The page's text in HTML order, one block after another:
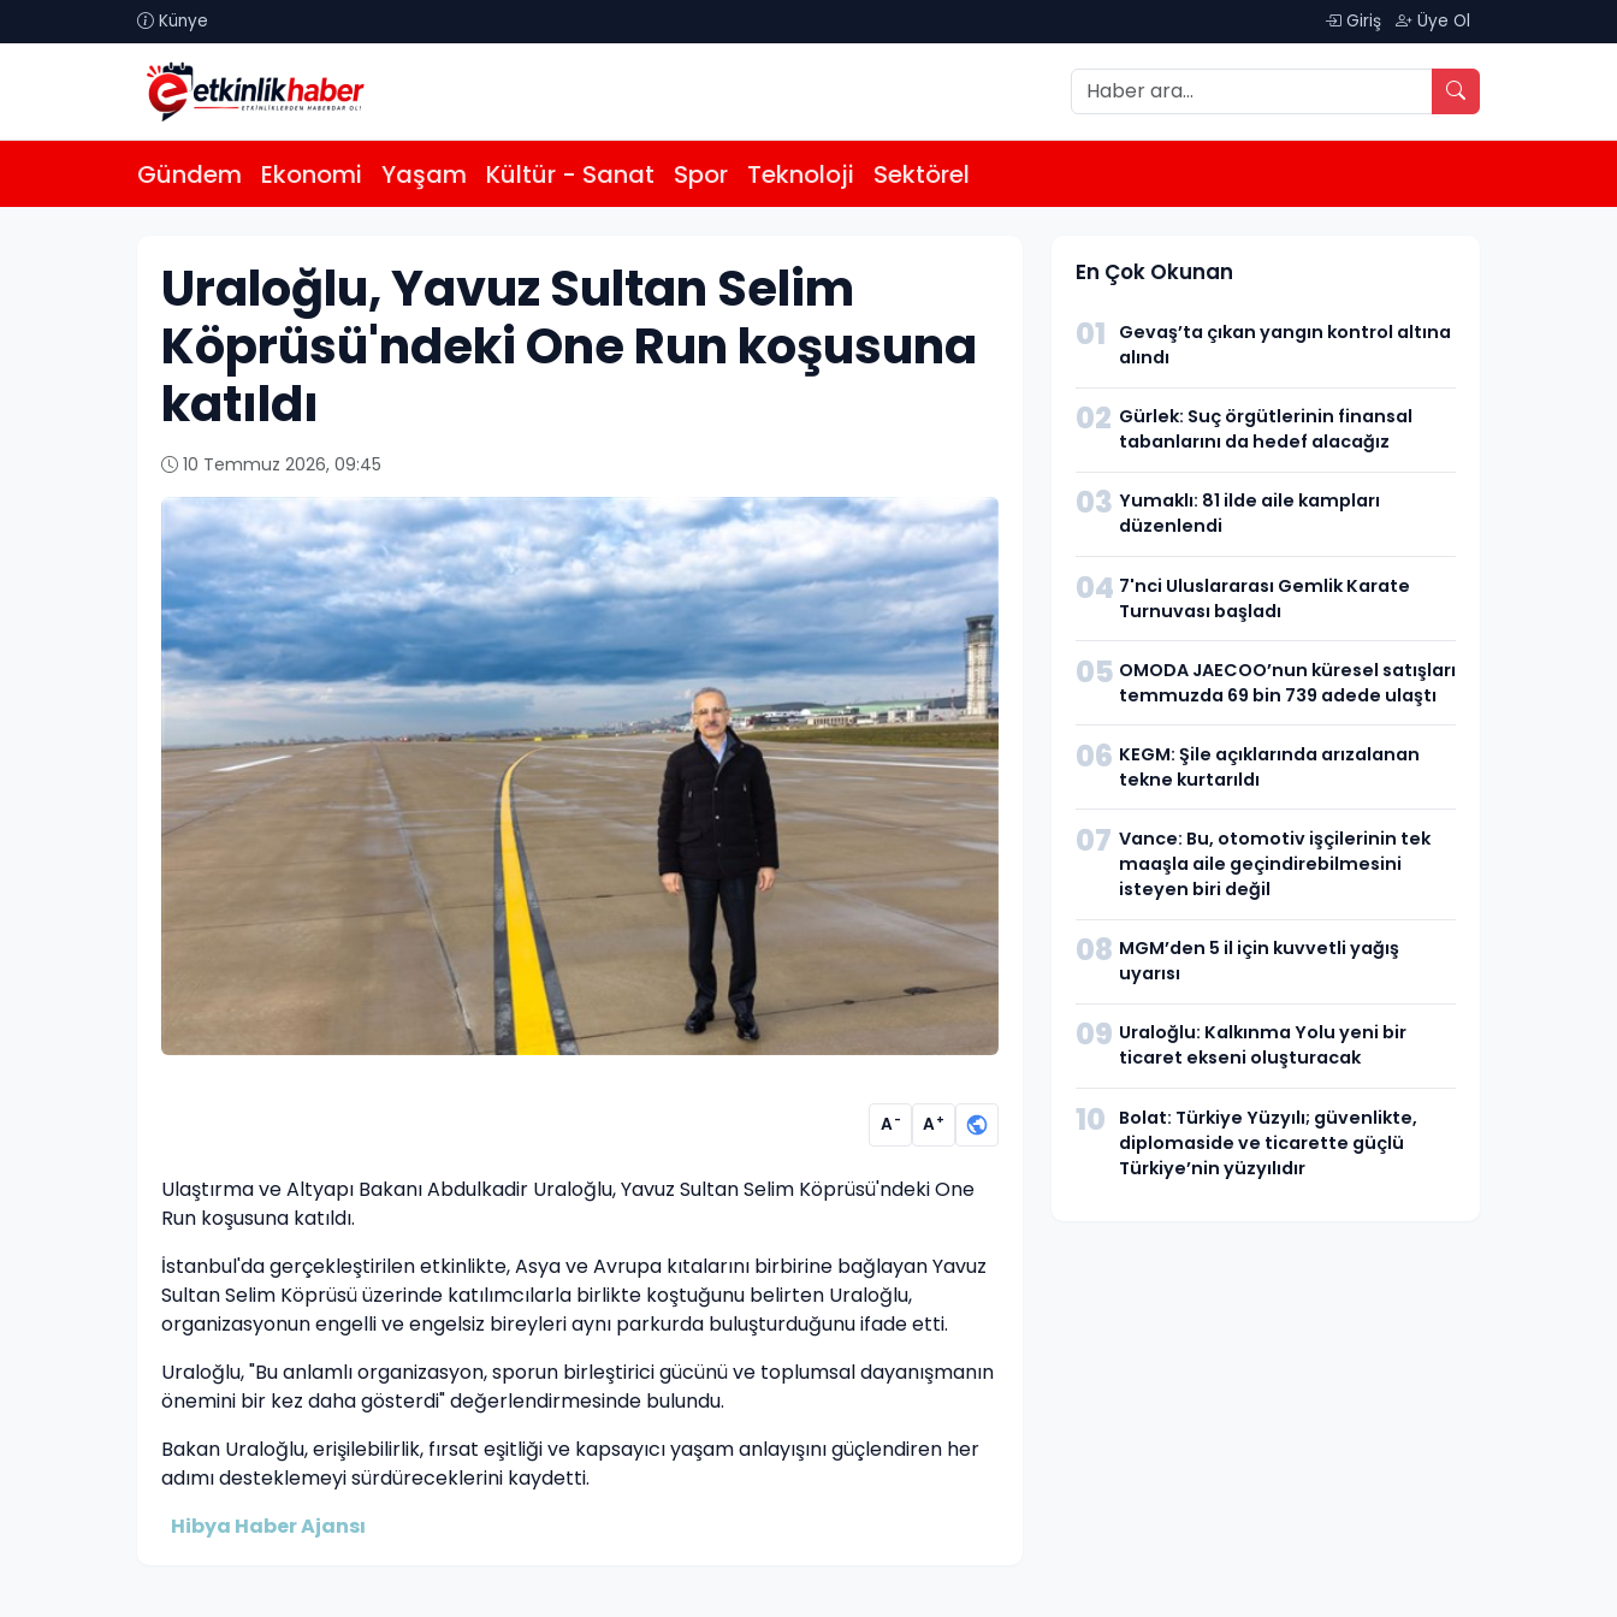
Künye Giriş Üye Ol
Gündem Ekonomi Yaşam Kültür - Sanat Spor Teknoloji Sektörel
Uraloğlu, Yavuz Sultan Selim
Köprüsü'ndeki One Run koşusuna
katıldı
10 Temmuz 2026, 09:45
A- A+
Ulaştırma ve Altyapı Bakanı Abdulkadir Uraloğlu, Yavuz Sultan Selim Köprüsü'ndeki One
Run koşusuna katıldı.
İstanbul'da gerçekleştirilen etkinlikte, Asya ve Avrupa kıtalarını birbirine bağlayan Yavuz
Sultan Selim Köprüsü üzerinde katılımcılarla birlikte koştuğunu belirten Uraloğlu,
organizasyonun engelli ve engelsiz bireyleri aynı parkurda buluşturduğunu ifade etti.
Uraloğlu, "Bu anlamlı organizasyon, sporun birleştirici gücünü ve toplumsal dayanışmanın
önemini bir kez daha gösterdi" değerlendirmesinde bulundu.
Bakan Uraloğlu, erişilebilirlik, fırsat eşitliği ve kapsayıcı yaşam anlayışını güçlendiren her
adımı desteklemeyi sürdüreceklerini kaydetti.
Hibya Haber Ajansı
En Çok Okunan
01
Gevaş’ta çıkan yangın kontrol altına
alındı
02 Gürlek: Suç örgütlerinin finansal
tabanlarını da hedef alacağız
03 Yumaklı: 81 ilde aile kampları
düzenlendi
04 7'nci Uluslararası Gemlik Karate
Turnuvası başladı
05 OMODA JAECOO’nun küresel satışları
temmuzda 69 bin 739 adede ulaştı
06 KEGM: Şile açıklarında arızalanan
tekne kurtarıldı
07 Vance: Bu, otomotiv işçilerinin tek
maaşla aile geçindirebilmesini
isteyen biri değil
08 MGM’den 5 il için kuvvetli yağış
uyarısı
09 Uraloğlu: Kalkınma Yolu yeni bir
ticaret ekseni oluşturacak
10
Bolat: Türkiye Yüzyılı; güvenlikte,
diplomaside ve ticarette güçlü
Türkiye’nin yüzyılıdır